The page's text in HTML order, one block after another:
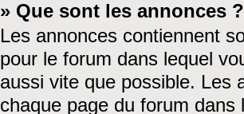
» Que sont les annonces ?
Les annonces contiennent
pour le forum dans lequel
aussi vite que possible. Les
chaque page du forum dans